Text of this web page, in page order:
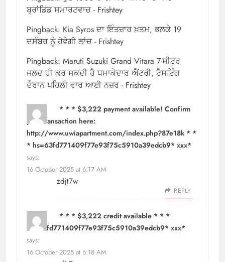
ਬ੍ਰਾਂਡਿਡ ਸਮਾਰਟਵਾਚ - Frishtey
Pingback: Kia Syros ਦਾ ਇੰਤਜ਼ਾਰ ਖ਼ਤਮ, ਭਲਕੇ 19
ਦਸੰਬਰ ਨੂੰ ਹੋਵੇਗੀ ਲਾਂਚ - Frishtey
Pingback: Maruti Suzuki Grand Vitara 7-ਸੀਟਰ
ਜਲਦ ਹੀ ਕਰ ਸਕਦੀ ਹੈ ਧਮਾਕੇਦਾਰ ਐਂਟਰੀ, ਟੈਸਟਿੰਗ
ਦੌਰਾਨ ਪਹਿਲੀ ਵਾਰ ਆਈ ਨਜ਼ਰ - Frishtey
* * * $3,222 payment available! Confirm
your transaction here:
http://www.uwiapartment.com/index.php?87e18k * *
* hs=63fd771409f77e93f75c5910a39edcb9* ххх*
says:
16 October 2025 at 6:17 AM
zdjt7w
REPLY
* * * $3,222 credit available * * *
hs=63fd771409f77e93f75c5910a39edcb9* ххх*
says:
16 October 2025 at 6:18 AM